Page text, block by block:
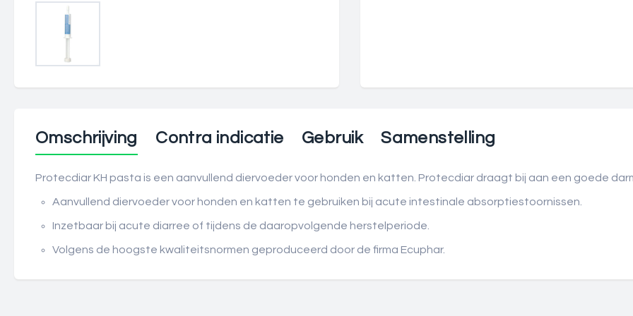
Omschrijving Contra indicatie Gebruik Samenstelling
Protecdiar KH pasta is een aanvullend diervoeder voor honden en katten. Protecdiar draagt bij aan een goede
Aanvullend diervoeder voor honden en katten te gebruiken bij acute intestinale absorptiestoornissen.
Inzetbaar bij acute diarree of tijdens de daaropvolgende herstelperiode.
Volgens de hoogste kwaliteitsnormen geproduceerd door de firma Ecuphar.